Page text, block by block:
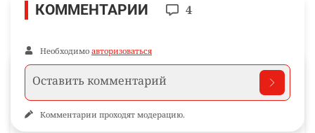
КОММЕНТАРИИ 4
Необходимо авторизоваться
Комментарии проходят модерацию.